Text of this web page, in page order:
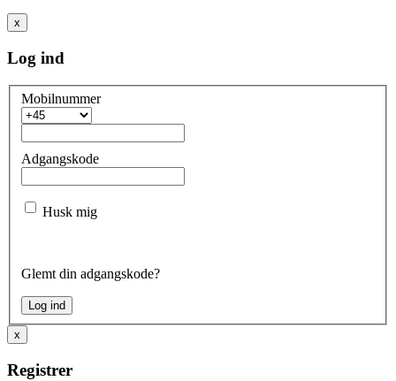
x
Log ind
Mobilnummer
Adgangskode
Husk mig
Glemt din adgangskode?
x
Registrer